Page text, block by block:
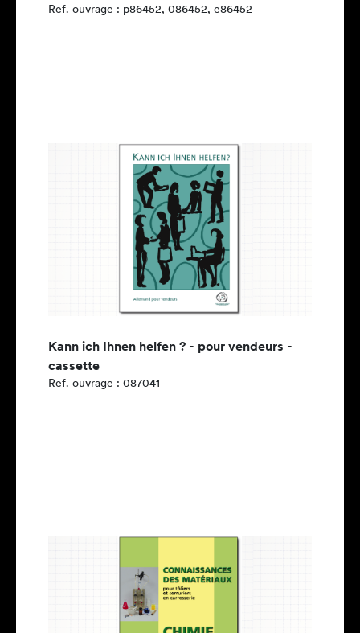
Ref. ouvrage : p86452, 086452, e86452
Kann ich Ihnen helfen ? - pour vendeurs -
cassette
Ref. ouvrage : 087041